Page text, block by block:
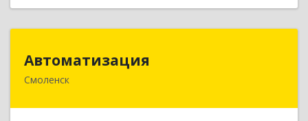
Автоматизация
Смоленск214019, Смоленская обл, Смоленск г, Марии